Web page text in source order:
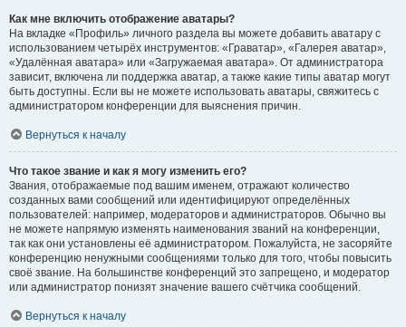
Как мне включить отображение аватары?
На вкладке «Профиль» личного раздела вы можете добавить аватару с
использованием четырёх инструментов: «Граватар», «Галерея аватар»,
«Удалённая аватара» или «Загружаемая аватара». От администратора
зависит, включена ли поддержка аватар, а также какие типы аватар могут
быть доступны. Если вы не можете использовать аватары, свяжитесь с
администратором конференции для выяснения причин.
Вернуться к началу
Что такое звание и как я могу изменить его?
Звания, отображаемые под вашим именем, отражают количество
созданных вами сообщений или идентифицируют определённых
пользователей: например, модераторов и администраторов. Обычно вы
не можете напрямую изменять наименования званий на конференции,
так как они установлены её администратором. Пожалуйста, не засоряйте
конференцию ненужными сообщениями только для того, чтобы повысить
своё звание. На большинстве конференций это запрещено, и модератор
или администратор понизят значение вашего счётчика сообщений.
Вернуться к началу